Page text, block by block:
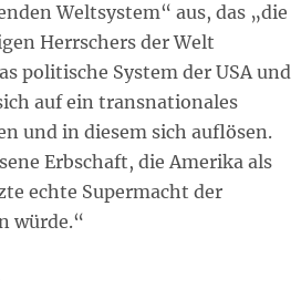
Weltsystem“ aus, das „die
Herrschers der Welt
politische System der USA und
auf ein transnationales
und in diesem sich auflösen.
Erbschaft, die Amerika als
echte Supermacht der
würde.“